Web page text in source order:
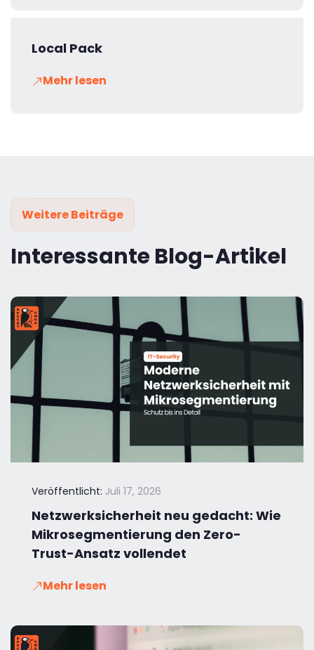
Local Pack
Mehr lesen
Weitere Beiträge
Interessante Blog-Artikel
Veröffentlicht: Juli 17, 2026
Netzwerksicherheit neu gedacht: Wie
Mikrosegmentierung den Zero-
Trust-Ansatz vollendet
Mehr lesen